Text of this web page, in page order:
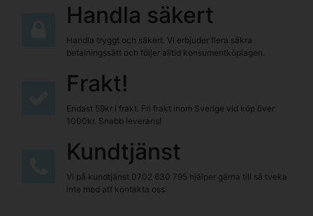
Handla säkert
Handla tryggt och säkert. Vi erbjuder flera säkra
betalningssätt och följer alltid konsumentköplagen.
Frakt!
Endast 59kr i frakt. Fri frakt inom Sverige vid köp över
1000kr. Snabb leverans!
Kundtjänst
Vi på kundtjänst 0702 630 795 hjälper gärna till så tveka
inte med att kontakta oss.